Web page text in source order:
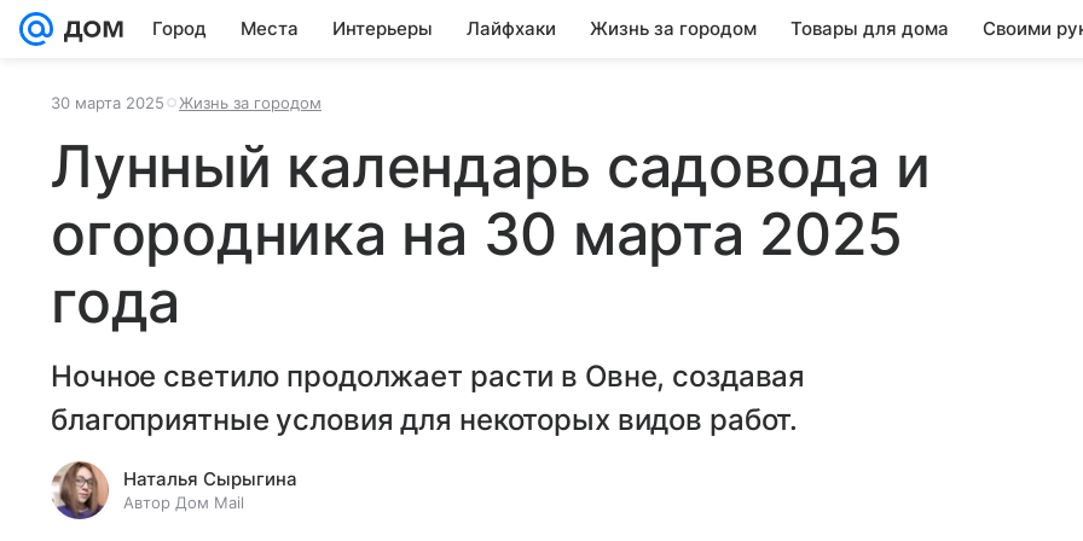
Город Места Интерьеры Лайфхаки Жизнь за городом Товары для дома Своими
30 марта 2025 Жизнь за городом
Лунный календарь садовода и
огородника на 30 марта 2025
года
Ночное светило продолжает расти в Овне, создавая
благоприятные условия для некоторых видов работ.
Наталья Сырыгина
Автор Дом Mail